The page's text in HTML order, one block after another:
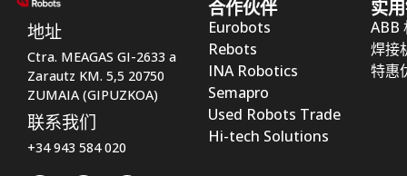
地址
Ctra. MEAGAS GI-2633 a
Zarautz KM. 5,5 20750
ZUMAIA (GIPUZKOA)
联系我们
+34 943 584 020
合作伙伴
Eurobots
Rebots
INA Robotics
Semapro
Used Robots Trade
Hi-tech Solutions
实
ABB
焊接
特惠